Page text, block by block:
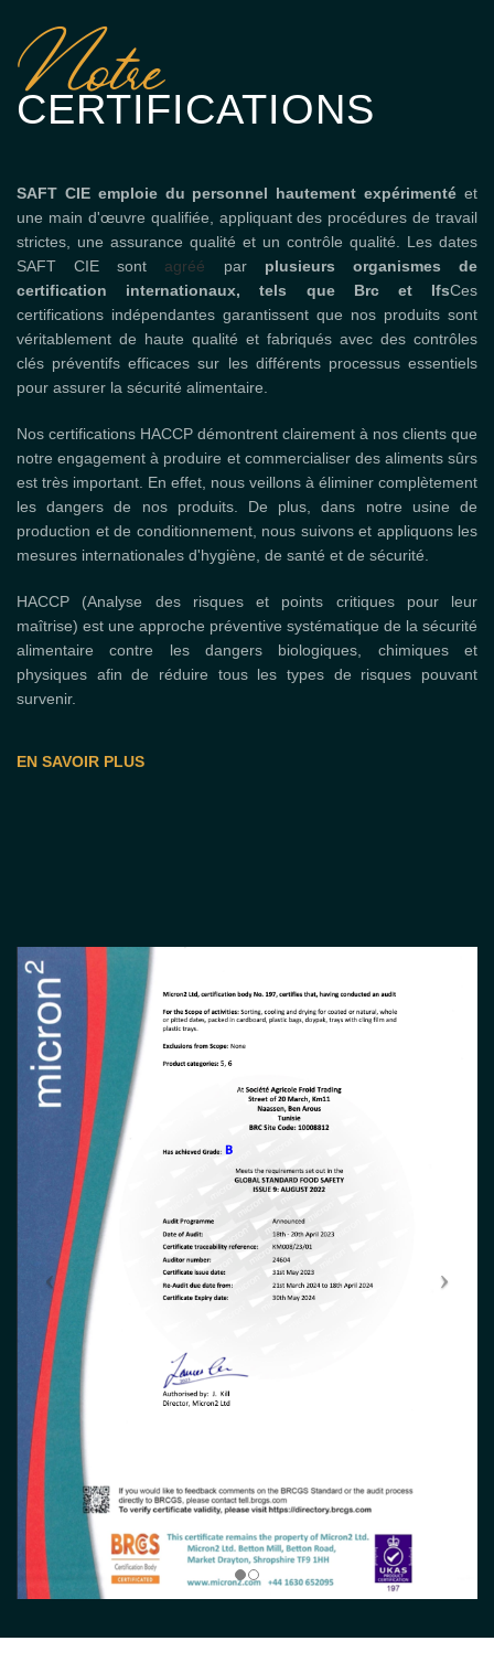
Notre
CERTIFICATIONS
SAFT CIE emploie du personnel hautement expérimenté et
une main d'œuvre qualifiée, appliquant des procédures de travail
strictes, une assurance qualité et un contrôle qualité. Les dates
SAFT CIE sont agréé par plusieurs organismes de
certification internationaux, tels que Brc et IfsCes
certifications indépendantes garantissent que nos produits sont
véritablement de haute qualité et fabriqués avec des contrôles
clés préventifs efficaces sur les différents processus essentiels
pour assurer la sécurité alimentaire.
Nos certifications HACCP démontrent clairement à nos clients que
notre engagement à produire et commercialiser des aliments sûrs
est très important. En effet, nous veillons à éliminer complètement
les dangers de nos produits. De plus, dans notre usine de
production et de conditionnement, nous suivons et appliquons les
mesures internationales d'hygiène, de santé et de sécurité.
HACCP (Analyse des risques et points critiques pour leur
maîtrise) est une approche préventive systématique de la sécurité
alimentaire contre les dangers biologiques, chimiques et
physiques afin de réduire tous les types de risques pouvant
survenir.
EN SAVOIR PLUS